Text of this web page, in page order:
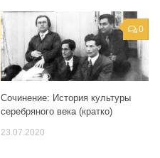
0
Сочинение: История культуры
серебряного века (кратко)
23.07.2020